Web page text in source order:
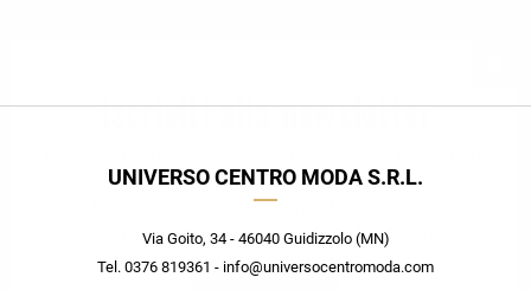
UNIVERSO CENTRO MODA S.R.L.
Via Goito, 34 - 46040 Guidizzolo (MN)
Tel. 0376 819361 - info@universocentromoda.com
Iscriviti alla newsletter
nuovi arrivi utilizzabile anche in negozio!
Crea il tuo stile grazie ai consigli dei nostri personal shopper e
scopri in anteprima le offerte in esclusiva a te riservate.
ISCRIVITI